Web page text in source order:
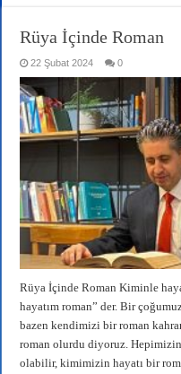
Rüya İçinde Roman
22 Şubat 2024 0
Rüya İçinde Roman Kiminle
hayatım roman” der. Bir
bazen kendimizi bir roman
roman olurdu diyoruz. Hepimizin
olabilir, kimimizin hayatı bir